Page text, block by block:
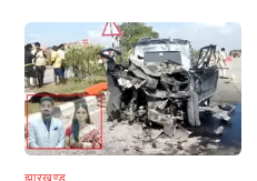
झारखण्ड